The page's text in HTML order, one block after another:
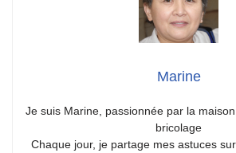
Marine
Je suis Marine, passionnée par la
bricolage
Chaque jour, je partage mes astuces